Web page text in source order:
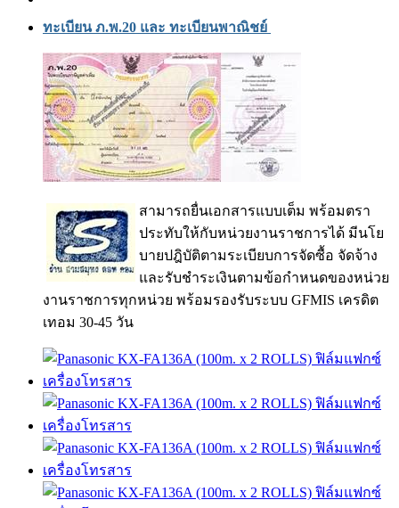
ทะเบียน ภ.พ.20 และ ทะเบียนพาณิชย์
สามารถยื่นเอกสารแบบเต็ม พร้อมตรา
ประทับให้กับหน่วยงานราชการได้ มีนโย
บายปฎิบัติตามระเบียบการจัดซื้อ จัดจ้าง
และรับชำระเงินตามข้อกำหนดของหน่วย
งานราชการทุกหน่วย พร้อมรองรับระบบ GFMIS เครดิต
เทอม 30-45 วัน